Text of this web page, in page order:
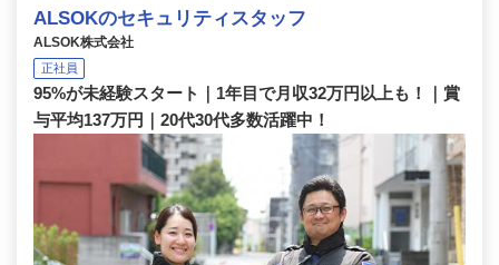
ALSOKのセキュリティスタッフ
ALSOK株式会社
正社員
95%が未経験スタート｜1年目で月収32万円以上も！｜賞
与平均137万円｜20代30代多数活躍中！